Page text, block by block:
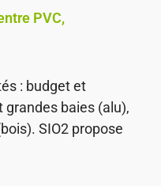
PVC,
: budget et
grandes baies (alu),
SIO2 propose